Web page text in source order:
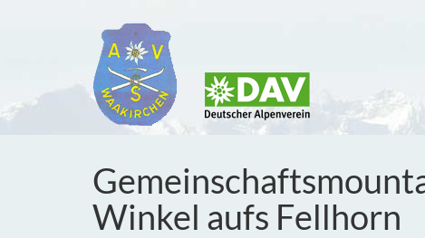
Winkel aufs Fellhorn